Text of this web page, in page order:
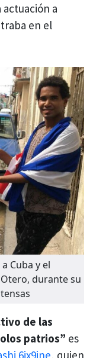
a
en el
Cuba y el
durante su
de las
patrios” es
6ix9ine , quien